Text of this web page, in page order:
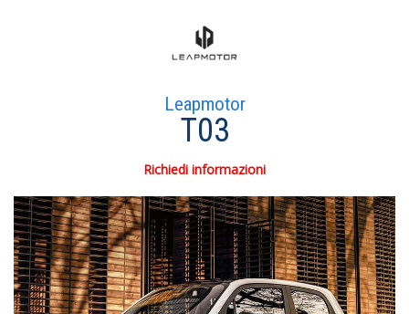
Leapmotor
T03
Richiedi informazioni